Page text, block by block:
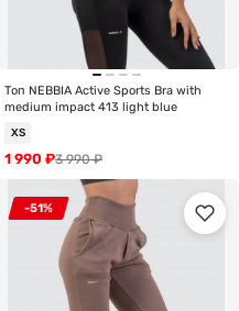
Топ NEBBIA Active Sports Bra with
medium impact 413 light blue
XS
3 990₽
1 990 ₽
-51%